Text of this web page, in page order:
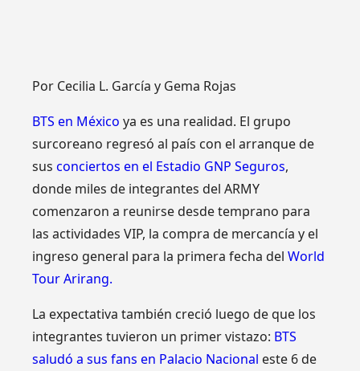
Por Cecilia L. Garcíay Gema Rojas
BTS en México ya es una realidad. El grupo
surcoreano regresó al país con el arranque de
susconciertos en el Estadio GNP Seguros,
donde miles de integrantes del ARMY
comenzaron a reunirse desde temprano para
las actividades VIP, la compra de mercancía y el
ingreso general para la primera fecha delWorld
Tour Arirang.
La expectativa también creció luego de que los
integrantes tuvieron un primer vistazo: BTS
saludó a sus fans en Palacio Nacional este 6 de